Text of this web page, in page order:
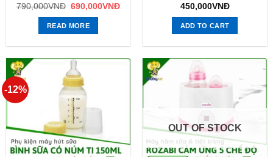
790,000VNĐ 690,000VNĐ
READ MORE
450,000VNĐ
ADD TO CART
-12%
OUT OF STOCK